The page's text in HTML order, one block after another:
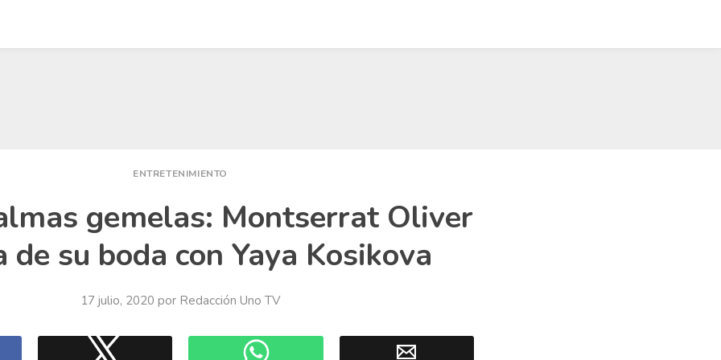
ENTRETENIMIENTO
gemelas: Montserrat Oliver
de su boda con Yaya Kosikova
17 julio, 2020 por Redacción Uno TV